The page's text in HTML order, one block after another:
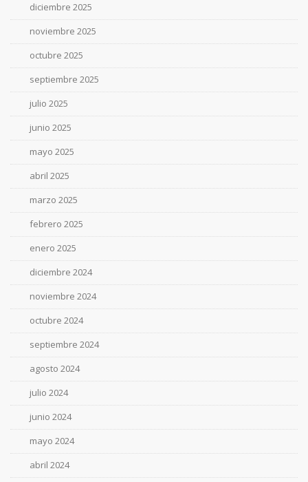
diciembre 2025
noviembre 2025
octubre 2025
septiembre 2025
julio 2025
junio 2025
mayo 2025
abril 2025
marzo 2025
febrero 2025
enero 2025
diciembre 2024
noviembre 2024
octubre 2024
septiembre 2024
agosto 2024
julio 2024
junio 2024
mayo 2024
abril 2024